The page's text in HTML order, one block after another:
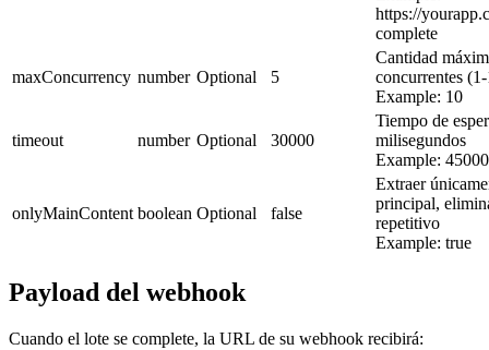
https://
complete
maxConcurrency number Optional 5
Cantidad
concurrentes
Example: 10
timeout number Optional 30000
Tiempo de
milisegundos
Example: 45000
onlyMainContent boolean Optional false
Extraer
principal,
repetitivo
Example: true
Payload del webhook
Cuando el lote se complete, la URL de su webhook recibirá: